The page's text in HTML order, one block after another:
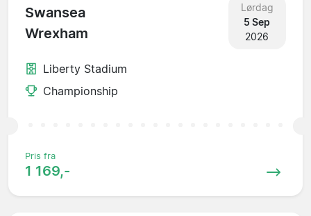
Swansea
Wrexham
Lørdag
5 Sep
2026
Liberty Stadium
Championship
Pris fra
1 169,-